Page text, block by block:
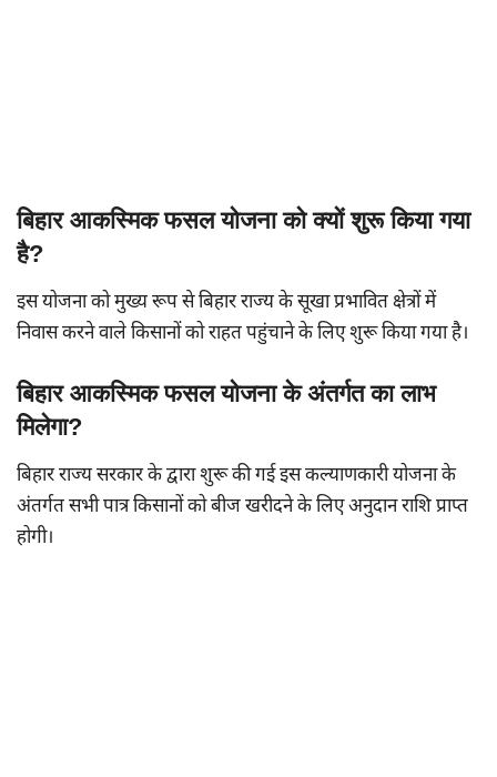
बिहार आकस्मिक फसल योजना को क्यों शुरू किया गया
है?
इस योजना को मुख्य रूप से बिहार राज्य के सूखा प्रभावित क्षेत्रों में
निवास करने वाले किसानों को राहत पहुंचाने के लिए शुरू किया गया है।
बिहार आकस्मिक फसल योजना के अंतर्गत का लाभ
मिलेगा?
बिहार राज्य सरकार के द्वारा शुरू की गई इस कल्याणकारी योजना के
अंतर्गत सभी पात्र किसानों को बीज खरीदने के लिए अनुदान राशि प्राप्त
होगी।